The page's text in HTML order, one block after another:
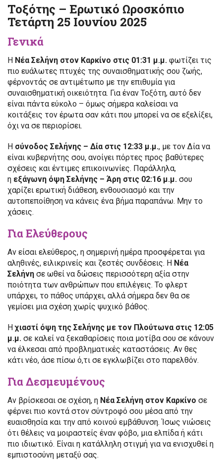
Τοξότης – Ερωτικό Ωροσκόπιο
Τετάρτη 25 Ιουνίου 2025
Γενικά
Η Νέα Σελήνη στον Καρκίνο στις 01:31 μ.μ. φωτίζει τις
πιο ευάλωτες πτυχές της συναισθηματικής σου ζωής,
φέρνοντάς σε αντιμέτωπο με την επιθυμία για
συναισθηματική οικειότητα. Για έναν Τοξότη, αυτό δεν
είναι πάντα εύκολο – όμως σήμερα καλείσαι να
κοιτάξεις τον έρωτα σαν κάτι που μπορεί να σε εξελίξει,
όχι να σε περιορίσει.
Η σύνοδος Σελήνης – Δία στις 12:33 μ.μ., με τον Δία να
είναι κυβερνήτης σου, ανοίγει πόρτες προς βαθύτερες
σχέσεις και έντιμες επικοινωνίες. Παράλληλα,
η εξάγωνη όψη Σελήνης – Άρη στις 02:16 μ.μ. σου
χαρίζει ερωτική διάθεση, ενθουσιασμό και την
αυτοπεποίθηση να κάνεις ένα βήμα παραπάνω. Μην το
χάσεις.
Για Ελεύθερους
Αν είσαι ελεύθερος, η σημερινή ημέρα προσφέρεται για
αληθινές, ειλικρινείς και ζεστές συνδέσεις. Η Νέα
Σελήνη σε ωθεί να δώσεις περισσότερη αξία στην
ποιότητα των ανθρώπων που επιλέγεις. Το φλερτ
υπάρχει, το πάθος υπάρχει, αλλά σήμερα δεν θα σε
γεμίσει μια σχέση χωρίς ψυχικό βάθος.
Ηχιαστί όψη της Σελήνης με τον Πλούτωνα στις 12:05
μ.μ. σε καλεί να ξεκαθαρίσεις ποια μοτίβα σου σε κάνουν
να έλκεσαι από προβληματικές καταστάσεις. Αν θες
κάτι νέο, άσε πίσω ό,τι σε εγκλωβίζει στο παρελθόν.
Για Δεσμευμένους
Αν βρίσκεσαι σε σχέση, η Νέα Σελήνη στον Καρκίνο σε
φέρνει πιο κοντά στον σύντροφό σου μέσα από την
ευαισθησία και την από κοινού εμβάθυνση. Ίσως νιώσεις
ότι θέλεις να μοιραστείς έναν φόβο, μια ελπίδα ή κάτι
πιο ιδιωτικό. Είναι η κατάλληλη στιγμή για να ενισχυθεί η
εμπιστοσύνη μεταξύ σας.